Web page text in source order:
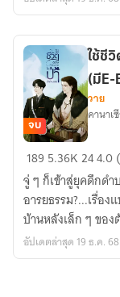
ใน
สิ้น
โลก
(มี
E-
Book)
ใช้
ชีวิต
อย่าง
เรียบ
ง่าย
ใน
จบ
ใช้ชี
(มีE-
วาย
คานาเ
189 5.36K244.0
จู่ ๆ ก็เข้าสู่ยุคดึกด
อารยธรรม?...เรื่อ
บ้านหลังเล็ก ๆ ขอ
อัปเดตล่าสุด 19 ธ.ค.